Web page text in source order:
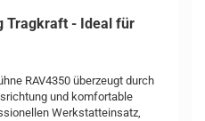
Tragkraft - Ideal für
RAV4350 überzeugt durch
und komfortable
Werkstatteinsatz,